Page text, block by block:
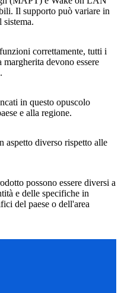
Il supporto può variare in
sistema.
correttamente, tutti i
devono essere
in questo opuscolo
e alla regione.
aspetto diverso rispetto alle
possono essere diversi a
e delle specifiche in
del paese o dell'area